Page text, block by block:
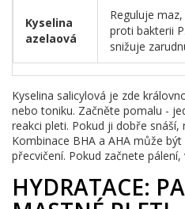
Kyselina
azelaová
Reguluje
proti bakterii
snižuje
Kyselina salicylová je zde
nebo toniku. Začněte pomalu -
reakci pleti. Pokud ji dobře snáší,
Kombinace BHA a AHA může
přecvičení. Pokud začnete
HYDRATACE: